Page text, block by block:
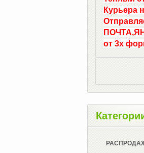
Курьера
от 3х